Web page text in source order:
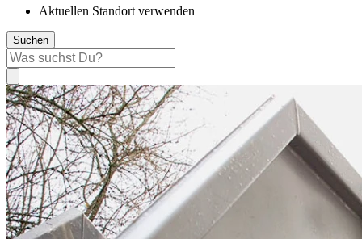
Aktuellen Standort verwenden
Suchen